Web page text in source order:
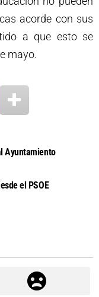
acorde con sus
a que esto se
mayo.
Ayuntamiento
el PSOE